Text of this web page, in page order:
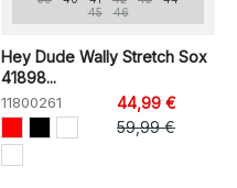
45
46
Hey Dude Wally Stretch Sox
41898...
11800261
44,99 €
59,99 €